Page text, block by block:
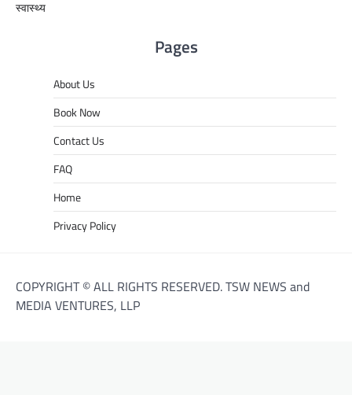
स्वास्थ्य
Pages
About Us
Book Now
Contact Us
FAQ
Home
Privacy Policy
COPYRIGHT © ALL RIGHTS RESERVED. TSW NEWS and
MEDIA VENTURES, LLP